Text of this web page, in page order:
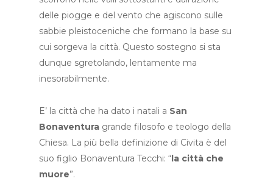
delle piogge e del vento che agiscono sulle
sabbie pleistoceniche che formano la base su
cui sorgeva la città. Questo sostegno si sta
dunque sgretolando, lentamente ma
inesorabilmente.
E’ la città che ha dato i natali a San
Bonaventura grande filosofo e teologo della
Chiesa. La più bella definizione di Civita è del
suo figlio Bonaventura Tecchi: “la città che
muore”.